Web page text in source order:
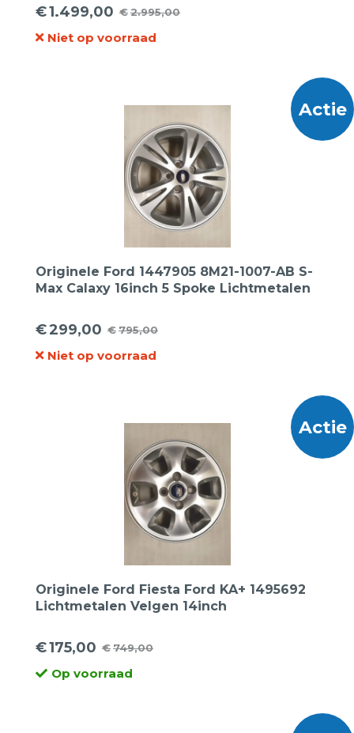
XL winterbanden
€2.995,00
Oorspronkelijke
prijs
€1.499,00
Huidige
prijs
Niet op voorraad
Actie
Originele Ford 1447905 8M21-1007-AB S-
Max Calaxy 16inch 5 Spoke Lichtmetalen
€795,00
Oorspronkelijke
prijs
€299,00
Huidige
prijs
Niet op voorraad
Actie
Originele Ford Fiesta Ford KA+ 1495692
Lichtmetalen Velgen 14inch
€749,00
Oorspronkelijke
prijs
€175,00
Huidige
prijsOp voorraad